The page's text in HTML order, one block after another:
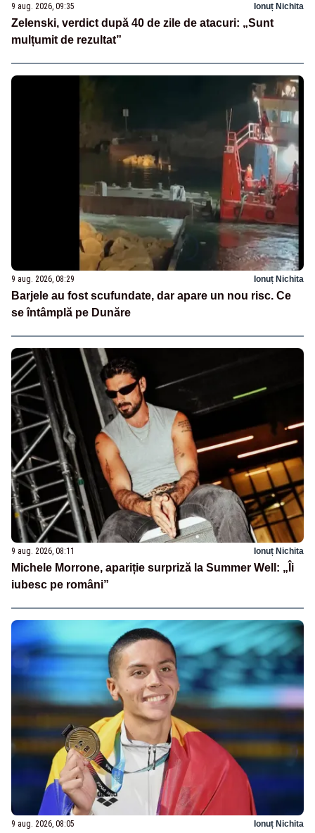
9 aug. 2026, 09:35 Ionuț Nichita
Zelenski, verdict după 40 de zile de atacuri: „Sunt
mulțumit de rezultat”
9 aug. 2026, 08:29 Ionuț Nichita
Barjele au fost scufundate, dar apare un nou risc. Ce
se întâmplă pe Dunăre
9 aug. 2026, 08:11 Ionuț Nichita
Michele Morrone, apariție surpriză la Summer Well: „Îi
iubesc pe români”
9 aug. 2026, 08:05 Ionuț Nichita